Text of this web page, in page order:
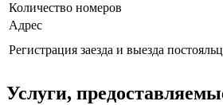
Количество номеров
Адрес
Регистрация заезда и выезда
Услуги,